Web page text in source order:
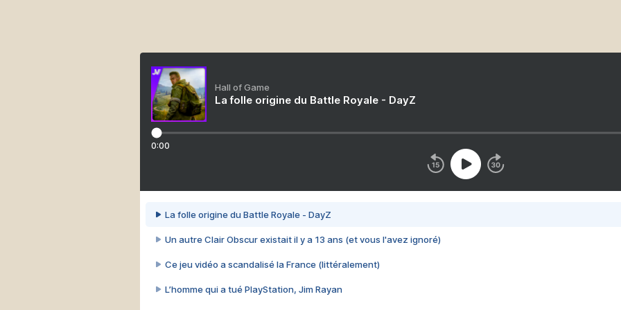
Hall of Game
La folle origine du Battle Royale - DayZ
0:00
La folle origine du Battle Royale - DayZ
Un autre Clair Obscur existait il y a 13 ans (et vous l'avez ignoré)
Ce jeu vidéo a scandalisé la France (littéralement)
L’homme qui a tué PlayStation, Jim Rayan